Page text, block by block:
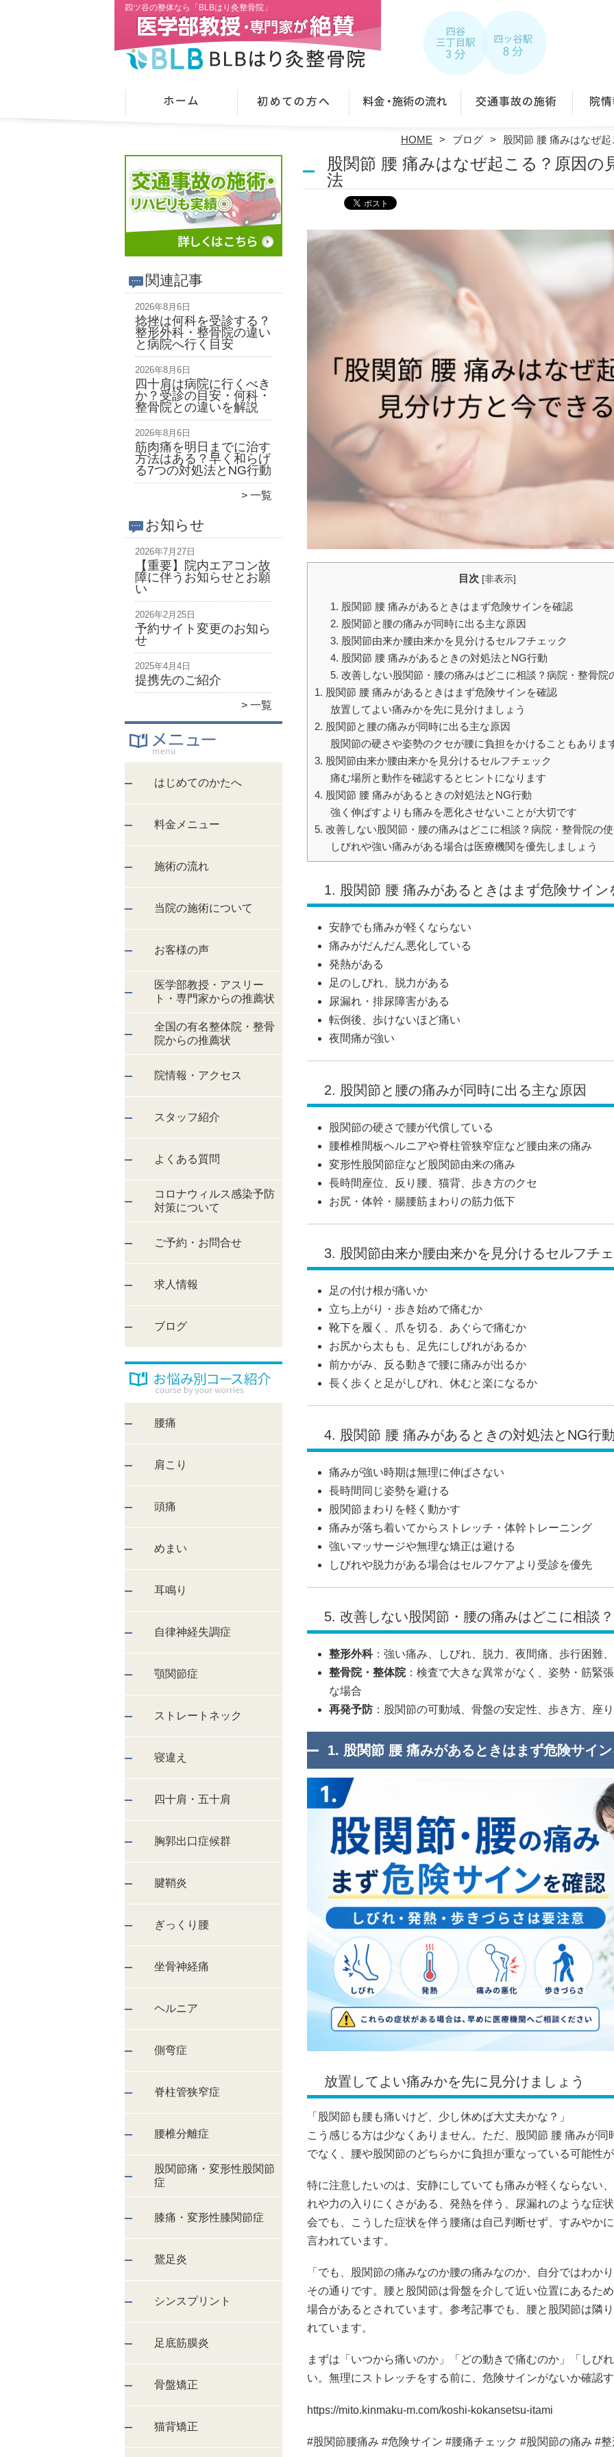
四ツ谷の整体なら「BLBはり灸整骨院」
HOME ブログ 股関節 腰 痛みはなぜ
関連記事
2026年8月6日
捻挫は何科を受診する？
整形外科・整骨院の違い
と病院へ行く目安
2026年8月6日
四十肩は病院に行くべき
か？受診の目安・何科・
整骨院との違いを解説
2026年8月6日
筋肉痛を明日までに治す
方法はある？早く和らげ
る7つの対処法とNG行動
一覧
お知らせ
2026年7月27日
【重要】院内エアコン故
障に伴うお知らせとお願
い
2026年2月25日
予約サイト変更のお知ら
せ
2025年4月4日
提携先のご紹介
一覧
はじめてのかたへ
料金メニュー
施術の流れ
当院の施術について
お客様の声
医学部教授・アスリー
ト・専門家からの推薦状
全国の有名整体院・整骨
院からの推薦状
院情報・アクセス
スタッフ紹介
よくある質問
コロナウィルス感染予防
対策について
ご予約・お問合せ
求人情報
ブログ
腰痛
肩こり
頭痛
めまい
耳鳴り
自律神経失調症
顎関節症
ストレートネック
寝違え
四十肩・五十肩
胸郭出口症候群
腱鞘炎
ぎっくり腰
坐骨神経痛
ヘルニア
側弯症
脊柱管狭窄症
腰椎分離症
股関節痛・変形性股関節
症
膝痛・変形性膝関節症
鵞足炎
シンスプリント
足底筋膜炎
骨盤矯正
猫背矯正
股関節 腰 痛みはなぜ起こる？原因の
法
目次 [非表示]
1. 股関節 腰 痛みがあるときはまず危険サインを確認
2. 股関節と腰の痛みが同時に出る主な原因
3. 股関節由来か腰由来かを見分けるセルフチェック
4. 股関節 腰 痛みがあるときの対処法とNG行動
5. 改善しない股関節・腰の痛みはどこに相談？病院・整骨院
1. 股関節 腰 痛みがあるときはまず危険サインを確認
放置してよい痛みかを先に見分けましょう
2. 股関節と腰の痛みが同時に出る主な原因
股関節の硬さや姿勢のクセが腰に負担をかけることもありま
3. 股関節由来か腰由来かを見分けるセルフチェック
痛む場所と動作を確認するとヒントになります
4. 股関節 腰 痛みがあるときの対処法とNG行動
強く伸ばすよりも痛みを悪化させないことが大切です
5. 改善しない股関節・腰の痛みはどこに相談？病院・整骨院の
しびれや強い痛みがある場合は医療機関を優先しましょう
1. 股関節 腰 痛みがあるときはまず危険サイン
安静でも痛みが軽くならない
痛みがだんだん悪化している
発熱がある
足のしびれ、脱力がある
尿漏れ・排尿障害がある
転倒後、歩けないほど痛い
夜間痛が強い
2. 股関節と腰の痛みが同時に出る主な原因
股関節の硬さで腰が代償している
腰椎椎間板ヘルニアや脊柱管狭窄症など腰由来の痛み
変形性股関節症など股関節由来の痛み
長時間座位、反り腰、猫背、歩き方のクセ
お尻・体幹・腸腰筋まわりの筋力低下
3. 股関節由来か腰由来かを見分けるセルフチ
足の付け根が痛いか
立ち上がり・歩き始めで痛むか
靴下を履く、爪を切る、あぐらで痛むか
お尻から太もも、足先にしびれがあるか
前かがみ、反る動きで腰に痛みが出るか
長く歩くと足がしびれ、休むと楽になるか
4. 股関節 腰 痛みがあるときの対処法とNG行動
痛みが強い時期は無理に伸ばさない
長時間同じ姿勢を避ける
股関節まわりを軽く動かす
痛みが落ち着いてからストレッチ・体幹トレーニング
強いマッサージや無理な矯正は避ける
しびれや脱力がある場合はセルフケアより受診を優先
5. 改善しない股関節・腰の痛みはどこに相談
整形外科：強い痛み、しびれ、脱力、夜間痛、歩行困難
整骨院・整体院：検査で大きな異常がなく、姿勢・筋緊
な場合
再発予防 ：股関節の可動域、骨盤の安定性、歩き方、座
1. 股関節 腰 痛みがあるときはまず危険サイ
放置してよい痛みかを先に見分けましょう
「股関節も腰も痛いけど、少し休めば大丈夫かな？」
こう感じる方は少なくありません。ただ、股関節 腰 痛みが
でなく、腰や股関節のどちらかに負担が重なっている可能性
特に注意したいのは、安静にしていても痛みが軽くならない
れや力の入りにくさがある、発熱を伴う、尿漏れのような症
会でも、こうした症状を伴う腰痛は自己判断せず、すみやか
言われています。
「でも、股関節の痛みなのか腰の痛みなのか、自分ではわか
その通りです。腰と股関節は骨盤を介して近い位置にあるた
場合があるとされています。参考記事でも、腰と股関節は隣
れています。
まずは「いつから痛いのか」「どの動きで痛むのか」「しび
い。無理にストレッチをする前に、危険サインがないか確認す
https://mito.kinmaku-m.com/koshi-kokansetsu-itami
#股関節腰痛み #危険サイン #腰痛チェック #股関節の痛み #